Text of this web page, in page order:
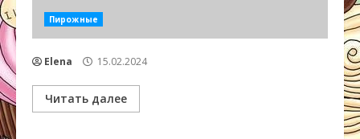
Пирожные
Elena 15.02.2024
Читать далее